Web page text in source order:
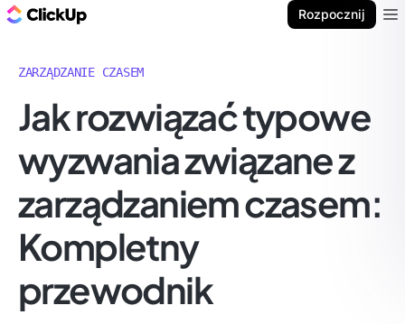
Rozpocznij
ZARZĄDZANIE CZASEM
Jak rozwiązać typowe
wyzwania związane z
zarządzaniem czasem:
Kompletny
przewodnik